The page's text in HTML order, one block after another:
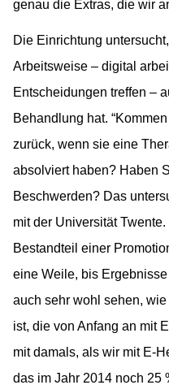
genau die Extras, die wir
Die Einrichtung
Arbeitsweise – digital
Entscheidungen treffen –
Behandlung hat.
zurück, wenn sie eine
absolviert haben? Haben
Beschwerden? Das
mit der Universität
Bestandteil einer
eine Weile, bis
auch sehr wohl sehen,
ist, die von Anfang an mit
mit damals, als wir mit E-
das im Jahr 2014 noch 25